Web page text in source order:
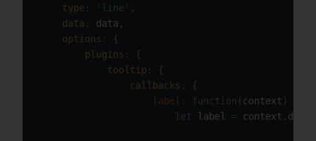
type : 'line' ,
data : data ,
options :
{
plugins :
{
tooltip :
{
callbacks :
{
label : function (context )
let label = context .